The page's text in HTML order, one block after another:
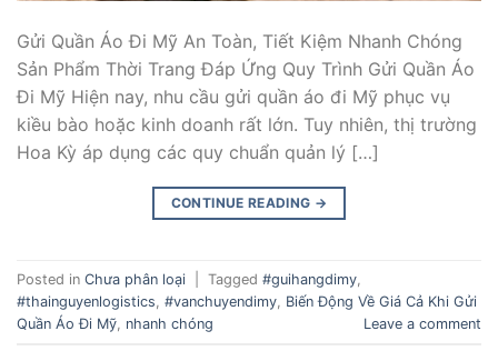
Gửi Quần Áo Đi Mỹ An Toàn, Tiết Kiệm Nhanh Chóng
Sản Phẩm Thời Trang Đáp Ứng Quy Trình Gửi Quần Áo
Đi Mỹ Hiện nay, nhu cầu gửi quần áo đi Mỹ phục vụ
kiều bào hoặc kinh doanh rất lớn. Tuy nhiên, thị trường
Hoa Kỳ áp dụng các quy chuẩn quản lý […]
CONTINUE READING →
Posted in Chưa phân loại Tagged #guihangdimy
#thainguyenlogistics #vanchuyendimy Biến Động Về Giá Cả Khi Gửi
Quần Áo Đi Mỹ nhanh chóng Leave a comment